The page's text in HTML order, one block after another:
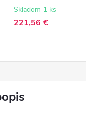
matná,
sklo - 110x195
Skladom 1 ks
221,56 €